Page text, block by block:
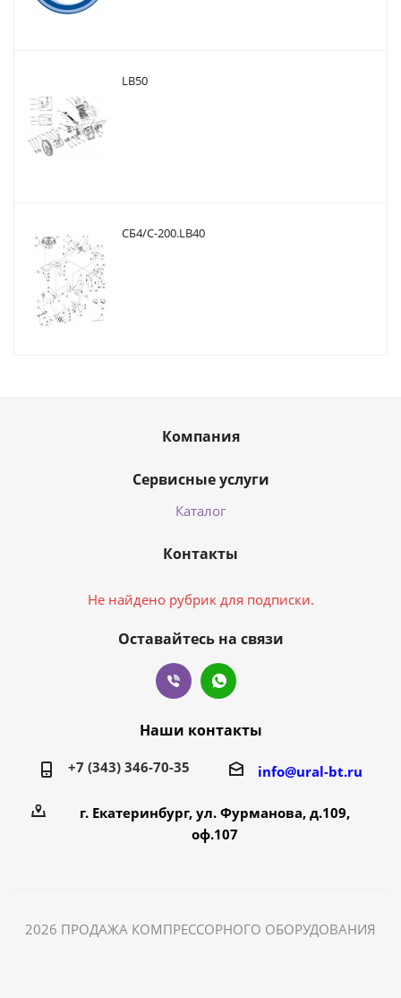
LB50
CБ4/С-200.LB40
Компания
Сервисные услуги
Каталог
Контакты
Не найдено рубрик для подписки.
Оставайтесь на связи
Наши контакты
+7 (343) 346-70-35 info@ural-bt.ru
г. Екатеринбург, ул. Фурманова, д.109,
оф.107
2026 ПРОДАЖА КОМПРЕССОРНОГО ОБОРУДОВАНИЯ